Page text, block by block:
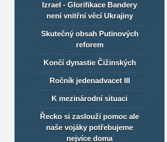
Izrael - Glorifikace Bandery
není vnitřní věcí Ukrajiny
Skutečný obsah Putinových
reforem
Končí dynastie Čižinských
Ročník jedenadvacet III
K mezinárodní situaci
Řecko si zaslouží pomoc ale
naše vojáky potřebujeme
nejvíce doma